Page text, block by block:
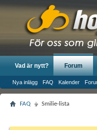
Vad är nytt? Forum
Nya inlägg FAQ Kalender
FAQ Smilie-lista